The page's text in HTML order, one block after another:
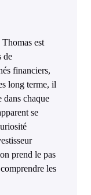
est
de
financiers,
long terme, il
dans chaque
se
prend le pas
les